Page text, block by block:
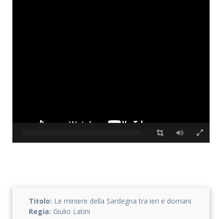
Titolo: Le miniere della Sardegna tra ieri e domani
Regia: Giulio Latini